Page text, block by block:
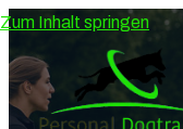
Zum Inhalt springen